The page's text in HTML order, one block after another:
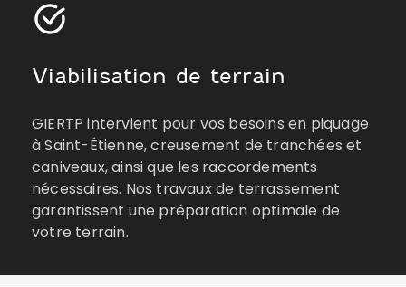
Viabilisation de terrain
GIERTP intervient pour vos besoins en piquage
à Saint-Étienne, creusement de tranchées et
caniveaux, ainsi que les raccordements
nécessaires. Nos travaux de terrassement
garantissent une préparation optimale de
votre terrain.